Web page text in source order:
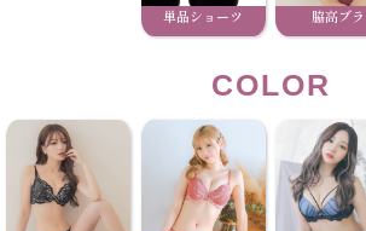
単品ショーツ 脇高ブラ
COLOR